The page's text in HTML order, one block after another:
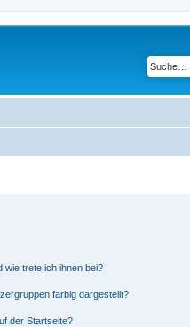
wie trete ich ihnen bei?
farbig dargestellt?
der Startseite?